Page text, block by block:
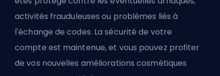
activités frauduleuses ou problèmes liés à
l'échange de codes. La sécurité de votre
compte est maintenue, et vous pouvez profiter
de vos nouvelles améliorations cosmétiques